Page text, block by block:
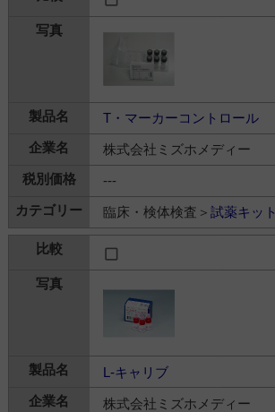
T・マーカーコントロール
株式会社ミズホメディー
---
臨床・検体検査＞ 試薬キット
L-キャリブ
株式会社ミズホメディー